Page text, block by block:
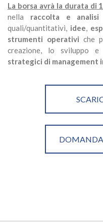
La borsa avrà la durata di
nella raccolta e analisi
quali/quantitativi, idee,
strumenti operativi che
creazione, lo sviluppo
strategici di management